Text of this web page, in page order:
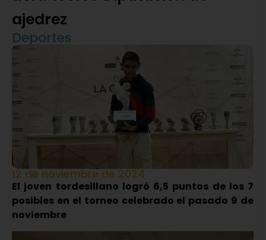
ajedrez
Deportes
12 de noviembre de 2024
El joven tordesillano logró 6,5 puntos de los 7
posibles en el torneo celebrado el pasado 9 de
noviembre